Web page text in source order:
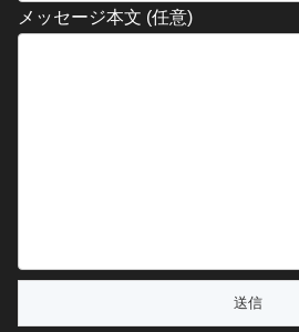
メッセージ本文 (任意)